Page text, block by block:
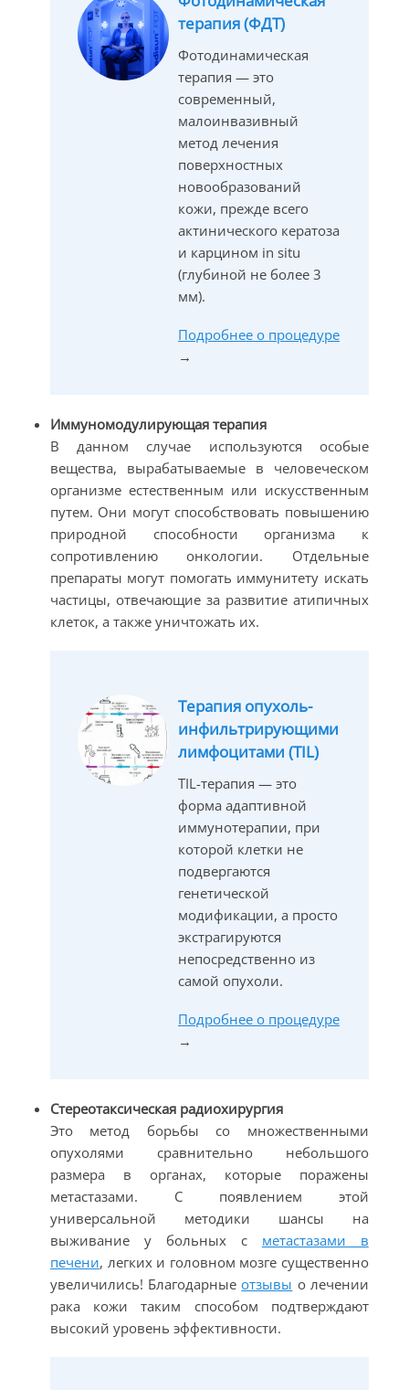
терапия (ФДТ)
Фотодинамическая
терапия — это
современный,
малоинвазивный
метод лечения
поверхностных
новообразований
кожи, прежде всего
актинического кератоза
и карцином in situ
(глубиной не более 3
мм).
Подробнее о процедуре
→
Иммуномодулирующая терапия
В данном случае используются особые
вещества, вырабатываемые в человеческом
организме естественным или искусственным
путем. Они могут способствовать повышению
природной способности организма к
сопротивлению онкологии. Отдельные
препараты могут помогать иммунитету искать
частицы, отвечающие за развитие атипичных
клеток, а также уничтожать их.
Терапия опухоль-
инфильтрирующими
лимфоцитами (TIL)
TIL-терапия — это
форма адаптивной
иммунотерапии, при
которой клетки не
подвергаются
генетической
модификации, а просто
экстрагируются
непосредственно из
самой опухоли.
Подробнее о процедуре
→
Стереотаксическая радиохирургия
Это метод борьбы со множественными
опухолями сравнительно небольшого
размера в органах, которые поражены
метастазами. С появлением этой
универсальной методики шансы на
выживание у больных с метастазами в
печени, легких и головном мозге существенно
увеличились! Благодарныеотзывы о лечении
рака кожи таким способом подтверждают
высокий уровень эффективности.